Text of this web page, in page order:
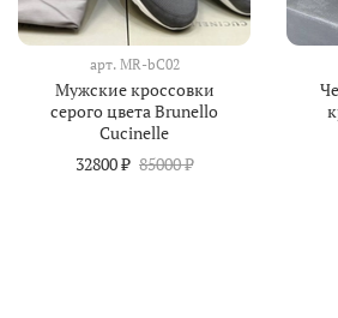
арт. MR-bC02
Мужские кроссовки
серого цвета Brunello
Cucinelle
32800 ₽ 85000 ₽